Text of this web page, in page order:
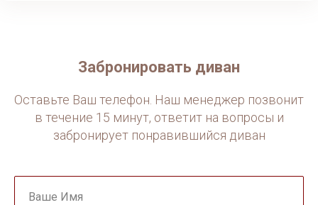
Забронировать диван
Оставьте Ваш телефон. Наш менеджер позвонит
в течение 15 минут, ответит на вопросы и
забронирует понравившийся диван
Ваше Имя